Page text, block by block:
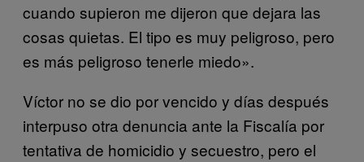
cuando supieron me dijeron que dejara las
cosas quietas. El tipo es muy peligroso, pero
es más peligroso tenerle miedo».
Víctor no se dio por vencido y días después
interpuso otra denuncia ante la Fiscalía por
tentativa de homicidio y secuestro, pero el